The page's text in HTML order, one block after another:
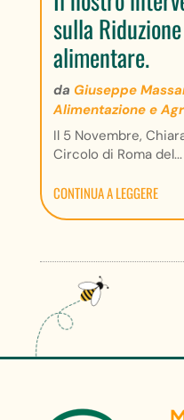
sulla
alimentare.
da Giuseppe
Alimentazione e
Il 5 Novembre,
Circolo di Roma del...
CONTINUA A LEGGERE